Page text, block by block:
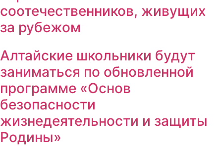
соотечественников, живущих
за рубежом
Алтайские школьники будут
заниматься по обновленной
программе «Основ
безопасности
жизнедеятельности и защиты
Родины»